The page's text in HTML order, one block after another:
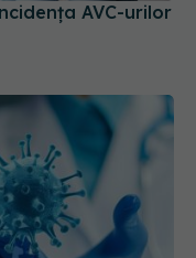
AVC-urilor